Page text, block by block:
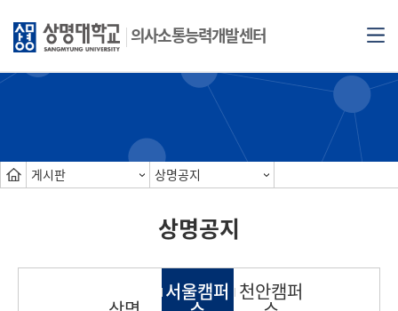
의사소통능력개발센터
게시판 상명공지
상명공지
서울캠퍼 천안캠퍼